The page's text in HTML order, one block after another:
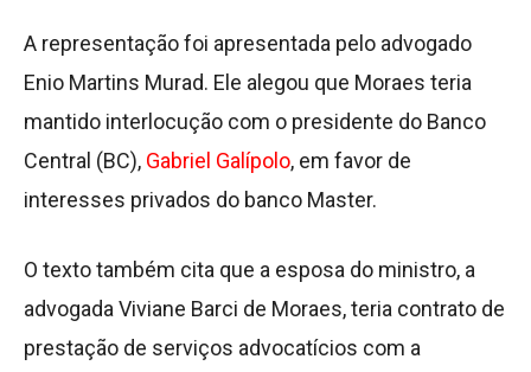
A representação foi apresentada pelo advogado
Enio Martins Murad. Ele alegou que Moraes teria
mantido interlocução com o presidente do Banco
Central (BC), Gabriel Galípolo, em favor de
interesses privados do banco Master.
O texto também cita que a esposa do ministro, a
advogada Viviane Barci de Moraes, teria contrato de
prestação de serviços advocatícios com a